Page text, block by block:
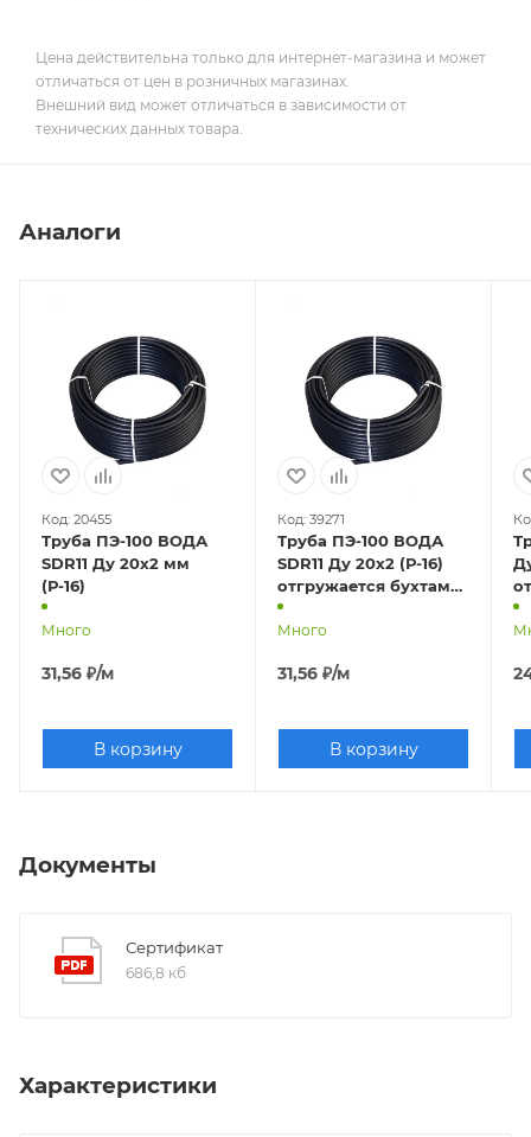
Цена действительна только для интернет-магазина и может
отличаться от цен в розничных магазинах.
Внешний вид может отличаться в зависимости от
технических данных товара.
Аналоги
Код: 20455
Труба ПЭ-100 ВОДА
SDR11 Ду 20х2 мм
(Р-16)
Много
31,56 ₽/м
В корзину
Код: 39271
Труба ПЭ-100 ВОДА
SDR11 Ду 20х2 (Р-16)
отгружается бухтами
по 200м
Много
31,56 ₽/м
В корзину
Ду
Документы
Сертификат
686,8 кб
Характеристики